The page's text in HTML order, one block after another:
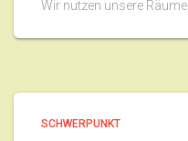
Wir nutzen unsere
SCHWERPUNKT